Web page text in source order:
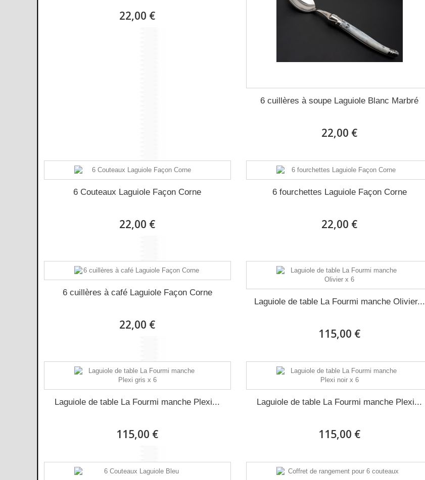
22,00 €
6 cuillères à soupe Laguiole Blanc Marbré
22,00 €
6 Couteaux Laguiole Façon Corne
22,00 €
6 fourchettes Laguiole Façon Corne
22,00 €
6 cuillères à café Laguiole Façon Corne
22,00 €
Laguiole de table La Fourmi manche Olivier...
115,00 €
Laguiole de table La Fourmi manche Plexi...
115,00 €
Laguiole de table La Fourmi manche Plexi...
115,00 €